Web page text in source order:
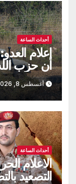
أحداث الساعة
اعلام
أن حزب
الماضية
أغسطس 8, 2026
أحداث الساعة
الاعلام
التصعيد